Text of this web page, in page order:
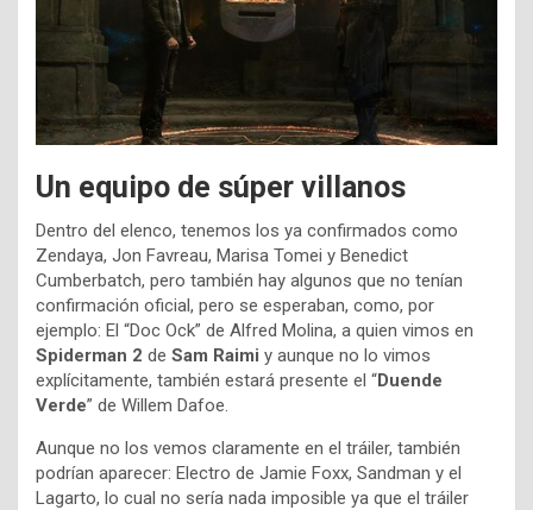
Un equipo de súper villanos
Dentro del elenco, tenemos los ya confirmados como
Zendaya, Jon Favreau, Marisa Tomei y Benedict
Cumberbatch, pero también hay algunos que no tenían
confirmación oficial, pero se esperaban, como, por
ejemplo: El “Doc Ock” de Alfred Molina, a quien vimos en
Spiderman 2 de Sam Raimi y aunque no lo vimos
explícitamente, también estará presente el “Duende
Verde” de Willem Dafoe.
Aunque no los vemos claramente en el tráiler, también
podrían aparecer: Electro de Jamie Foxx, Sandman y el
Lagarto, lo cual no sería nada imposible ya que el tráiler